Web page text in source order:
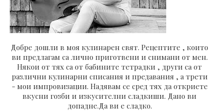
Добре дошли в моя кулинарен свят. Рецептите , които
ви предлагам са лично приготвени и снимани от мен.
Някои от тях са от бабините тетрадки , други са от
различни кулинарни списания и предавания , а трети
- мои импровизации. Надявам се сред тях да откриете
вкусни гозби и изкусителни сладкиши. Дано ви
допадне.Да ви е сладко.